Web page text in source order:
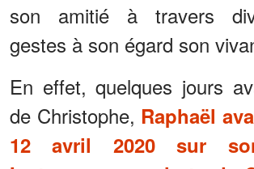
son amitié à travers
gestes à son égard son
En effet, quelques jours
de Christophe, Raphaël
12 avril 2020 sur